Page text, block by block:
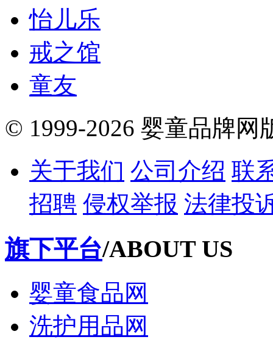
怡儿乐
戒之馆
童友
© 1999-2026 婴童品牌网
关于我们 公司介绍 联
招聘 侵权举报 法律投
旗下平台/ABOUT US
婴童食品网
洗护用品网